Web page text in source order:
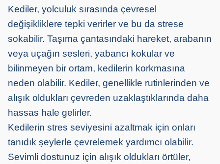
Kediler, yolculuk sırasında çevresel
değişikliklere tepki verirler ve bu da strese
sokabilir. Taşıma çantasındaki hareket, arabanın
veya uçağın sesleri, yabancı kokular ve
bilinmeyen bir ortam, kedilerin korkmasına
neden olabilir. Kediler, genellikle rutinlerinden ve
alışık oldukları çevreden uzaklaştıklarında daha
hassas hale gelirler.
Kedilerin stres seviyesini azaltmak için onları
tanıdık şeylerle çevrelemek yardımcı olabilir.
Sevimli dostunuz için alışık oldukları örtüler,